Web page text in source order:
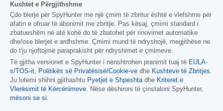
Kushtet e Përgjithshme
Çdo blerje për SpyHunter me një çmim të zbritur është e vlefshme për
afatin e ofruar të abonimit me zbritje. Pas kësaj, çmimi standard i
zbatueshëm në atë kohë do të zbatohet për rinovimet automatike
dhe/ose blerjet e ardhshme. Çmimi mund të ndryshojë, megjithëse ne
do t'ju njoftojmë paraprakisht për ndryshimet e çmimeve.
Të gjitha versionet e SpyHunter i nënshtrohen pranimit tuaj të EULA-
s/TOS-it, Politikës së Privatësisë/Cookie-ve dhe Kushteve të Zbritjes.
Ju lutemi shihni gjithashtu Pyetjet e Shpeshtadhe Kriteret e
Vlerësimit të Kërcënimeve. Nëse dëshironi të çinstaloni SpyHunter,
mësoni se si.